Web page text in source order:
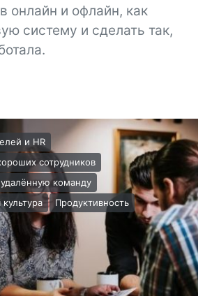
онлайн и офлайн, как
систему и сделать так,
и HR
сотрудников
команду
Продуктивность